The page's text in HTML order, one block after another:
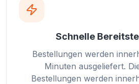
Schnelle
Bestellungen werden
Minuten ausgeliefert.
Bestellungen werden